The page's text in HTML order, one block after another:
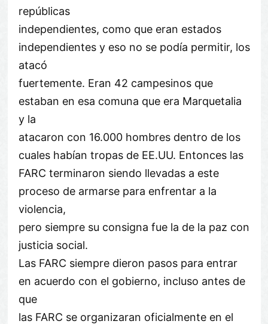
repúblicas
independientes, como que eran estados
independientes y eso no se podía permitir, los
atacó
fuertemente. Eran 42 campesinos que
estaban en esa comuna que era Marquetalia
y la
atacaron con 16.000 hombres dentro de los
cuales habían tropas de EE.UU. Entonces las
FARC terminaron siendo llevadas a este
proceso de armarse para enfrentar a la
violencia,
pero siempre su consigna fue la de la paz con
justicia social.
Las FARC siempre dieron pasos para entrar
en acuerdo con el gobierno, incluso antes de
que
las FARC se organizaran oficialmente en el